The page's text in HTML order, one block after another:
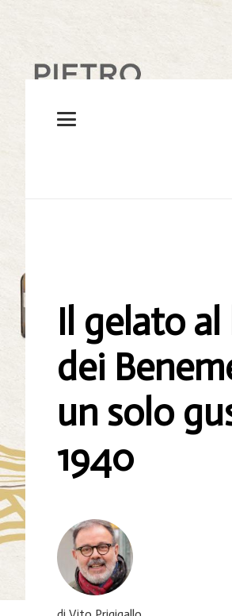
Il gelato
dei
un solo
1940